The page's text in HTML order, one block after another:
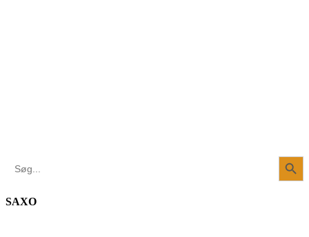
for:
Search Button
SAXO